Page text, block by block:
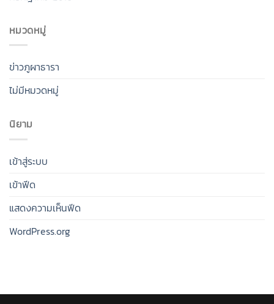
หมวดหมู่
ข่าวภูผาธารา
ไม่มีหมวดหมู่
นิยาม
เข้าสู่ระบบ
เข้าฟีด
แสดงความเห็นฟีด
WordPress.org